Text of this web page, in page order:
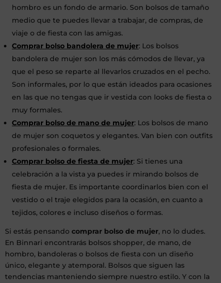
hombro es un fondo de armario. Son bolsos de tamaño
medio que te puedes llevar a trabajar, de compras, de
viaje o de fiesta con las amigas.
Comprar bolso bandolera de mujer: Los bolsos
bandolera de mujer son los más cómodos de llevar, ya
que el peso se reparte al llevarlos cruzados en el pecho.
Son informales, por lo que están ideados para ocasiones
en las que no tengas que ir vestida con looks de fiesta o
muy formales.
Comprar bolso de mano de mujer: Los bolsos de mano
de mujer son coquetos y elegantes. Van bien con outfits
profesionales o formales.
Comprar bolso de fiesta de mujer: Si tienes una
celebración a la vista ya puedes ir mirando bolsos de
fiesta de mujer. Es importante coordinarlos bien con el
vestido o el traje elegidos para la ocasión, en cuanto a
tejidos, colores e incluso diseños o formas.
Si estás pensando comprar bolso de mujer, no lo dudes.
En Binnari encontrarás bolsos shopper, de mano, de
hombro, bandoleras o bolsos de fiesta con un diseño
único, elegante y atemporal. Bolsos que siguen las
tendencias manteniendo siempre nuestro estilo. Y con la